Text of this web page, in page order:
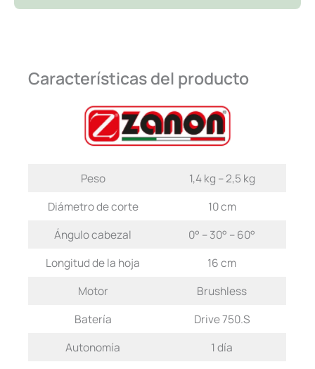
Características del producto
Peso
1,4 kg – 2,5 kg
Diámetro de corte
10 cm
Ángulo cabezal
0° – 30° – 60°
Longitud de la hoja
16 cm
Motor
Brushless
Batería
Drive 750.S
Autonomía
1 día